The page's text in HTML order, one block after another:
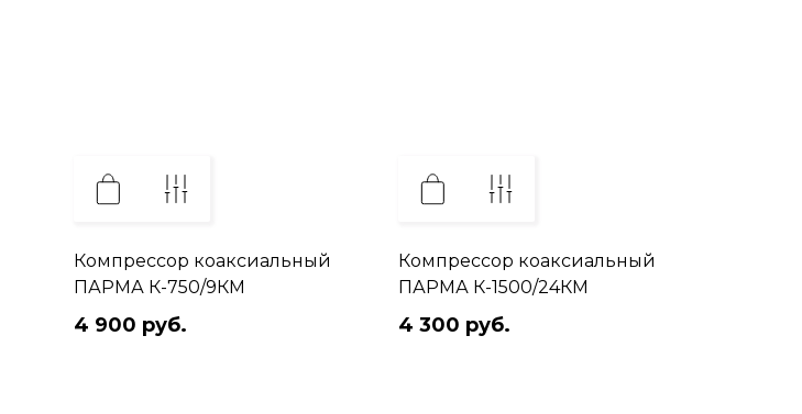
Компрессор коаксиальный
ПАРМА К-750/9КМ
4 900 руб.
Компрессор коаксиальный
ПАРМА К-1500/24КМ
4 300 руб.